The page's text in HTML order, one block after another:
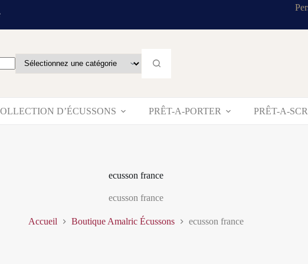
D’ÉCUSSONS PRÊT-A-PORTER PRÊT-A-
ecusson france
ecusson france
Accueil Boutique Amalric Écussons ecusson france